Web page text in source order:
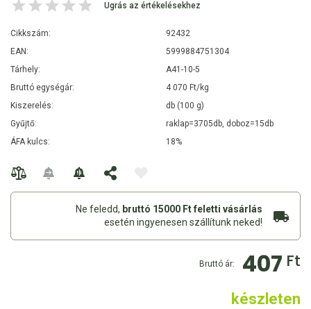
Ugrás az értékelésekhez
Cikkszám:
92432
EAN:
5999884751304
Tárhely:
A41-10-5
Bruttó egységár:
4 070 Ft/kg
Kiszerelés:
db (100 g)
Gyűjtő:
raklap=3705db, doboz=15db
ÁFA kulcs:
18%
Ne feledd, bruttó 15000 Ft feletti vásárlás
esetén ingyenesen szállítunk neked!
Bruttó ár: 407 Ft
készleten